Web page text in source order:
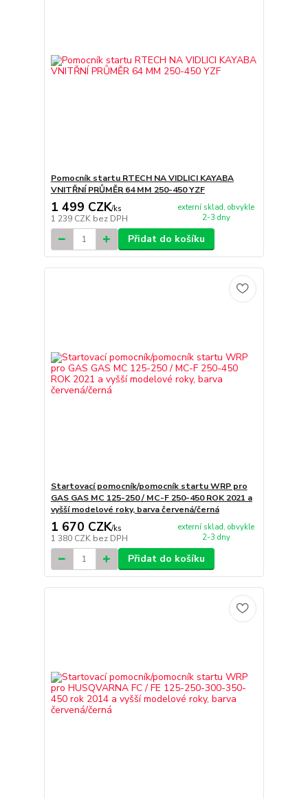
Pomocník startu RTECH NA VIDLICI KAYABA
VNITŘNÍ PRŮMĚR 64 MM 250-450 YZF
1 499 CZK/ks
1 239 CZK bez DPH
externí sklad, obvykle
2-3 dny
Přidat do košíku
Startovací pomocník/pomocník startu WRP pro
GAS GAS MC 125-250 / MC-F 250-450 ROK 2021 a
vyšší modelové roky, barva červená/černá
1 670 CZK/ks
1 380 CZK bez DPH
externí sklad, obvykle
2-3 dny
Přidat do košíku